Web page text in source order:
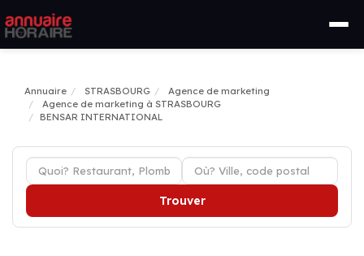
Annuaire STRASBOURG
Agence de marketing
Agence de marketing à STRASBOURG
BENSAR INTERNATIONAL
Trouver